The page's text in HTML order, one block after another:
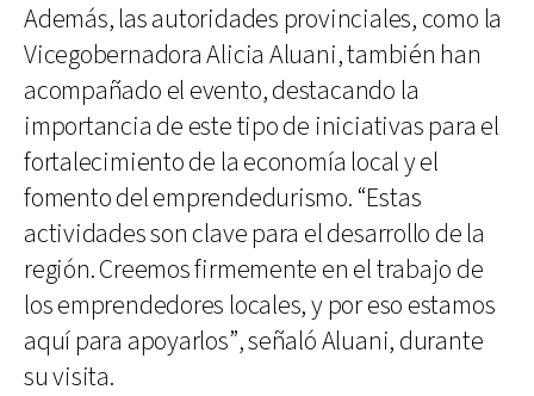
Además, las autoridades provinciales, como la
Vicegobernadora Alicia Aluani, también han
acompañado el evento, destacando la
importancia de este tipo de iniciativas para el
fortalecimiento de la economía local y el
fomento del emprendedurismo. “Estas
actividades son clave para el desarrollo de la
región. Creemos firmemente en el trabajo de
los emprendedores locales, y por eso estamos
aquí para apoyarlos”, señaló Aluani, durante
su visita.